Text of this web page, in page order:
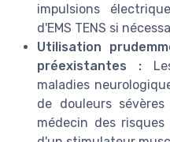
impulsions
d'EMS TENS si
Utilisation
préexistantes :
maladies
de douleurs
médecin des